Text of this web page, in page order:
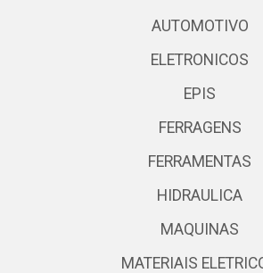
AUTOMOTIVO
ELETRONICOS
EPIS
FERRAGENS
FERRAMENTAS
HIDRAULICA
MAQUINAS
MATERIAIS